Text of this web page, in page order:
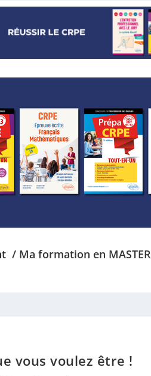
/ Ma formation en MASTER
vous voulez être !